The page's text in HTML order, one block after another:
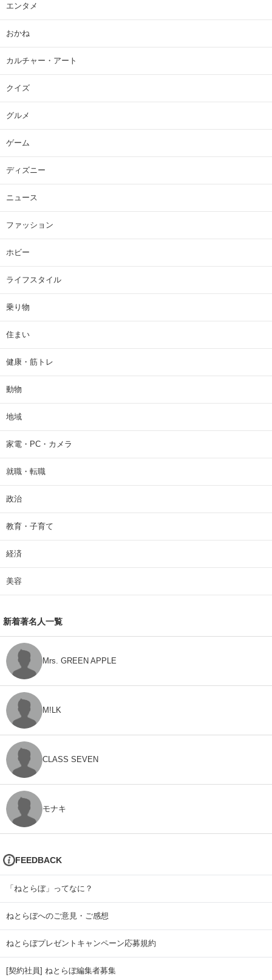
エンタメ
おかね
カルチャー・アート
クイズ
グルメ
ゲーム
ディズニー
ニュース
ファッション
ホビー
ライフスタイル
乗り物
住まい
健康・筋トレ
動物
地域
家電・PC・カメラ
就職・転職
政治
教育・子育て
経済
美容
新着著名人一覧
Mrs. GREEN APPLE
M!LK
CLASS SEVEN
モナキ
FEEDBACK
「ねとらぼ」ってなに？
ねとらぼへのご意見・ご感想
ねとらぼプレゼントキャンペーン応募規約
[契約社員] ねとらぼ編集者募集